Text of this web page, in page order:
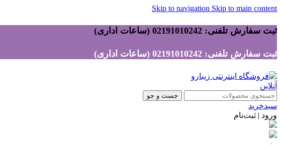
Skip to navigation Skip to main content
ثبت سفارش تلفنی: 02191010242 (ساعات اداری)
ثبت سفارش تلفنی: 02191010242 (ساعات اداری)
جست و جو
سبدخرید
ورود | ثبت‌نام